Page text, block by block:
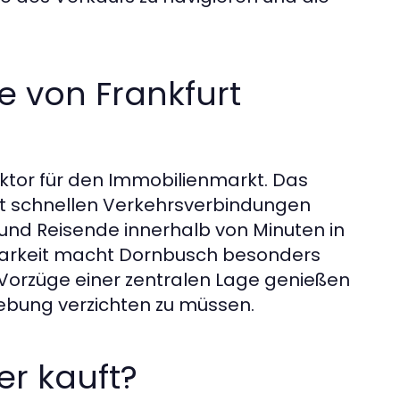
von Frankfurt
für den Immobilienmarkt. Das
Verkehrsverbindungen
Reisende innerhalb von Minuten in
macht Dornbusch besonders
einer zentralen Lage genießen
verzichten zu müssen.
kauft?